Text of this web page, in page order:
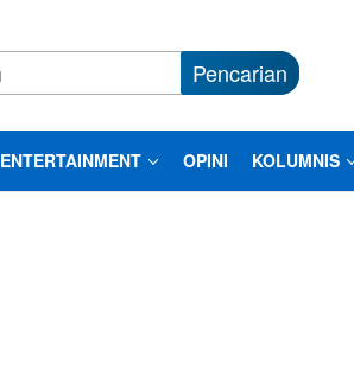
Pencarian
ENTERTAINMENT OPINI KOLUMNIS